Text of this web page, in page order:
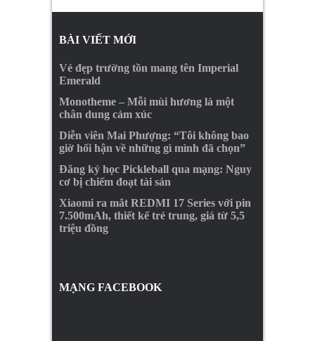
BÀI VIẾT MỚI
Vẻ đẹp trường tồn mang tên Imperial
Emerald
Monotheme – Mỗi mùi hương là một
chân dung cảm xúc
Diễn viên Mai Phượng: “Tôi không bao
giờ hối hận về những gì mình đã chọn”
Đăng ký học Pickleball qua mạng: Nguy
cơ bị chiếm đoạt tài sản
Xiaomi ra mắt REDMI 17 Series với pin
7.500mAh, thiết kế trẻ trung, giá từ 5,5
triệu đồng
MẠNG FACEBOOK